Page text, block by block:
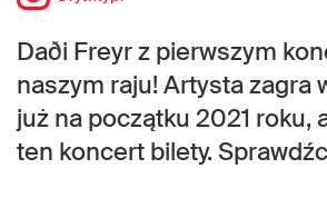
Daði Freyr z pierwszym
naszym raju! Artysta zagra
już na początku 2021 roku,
ten koncert bilety.